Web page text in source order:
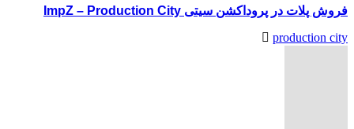
فروش پلات در پروداکشن سیتی ImpZ – Production City
production city